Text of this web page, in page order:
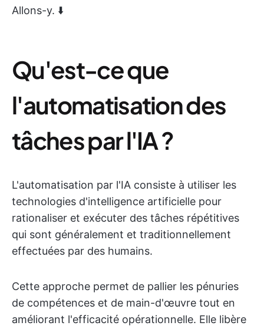
Allons-y. ⬇️
Qu'est-ce que
l'automatisation des
tâches par l'IA ?
L'automatisation par l'IA consiste à utiliser les
technologies d'intelligence artificielle pour
rationaliser et exécuter des tâches répétitives
qui sont généralement et traditionnellement
effectuées par des humains.
Cette approche permet de pallier les pénuries
de compétences et de main-d'œuvre tout en
améliorant l'efficacité opérationnelle. Elle libère